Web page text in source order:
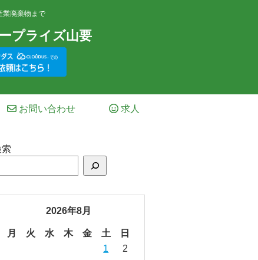
業廃棄物まで
プライズ山要
お問い合わせ 求人
2026年8月
月 火 水 木 金 土
日
1
2